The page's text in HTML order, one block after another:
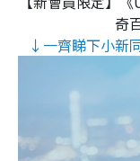
奇
↓一齊睇下小新